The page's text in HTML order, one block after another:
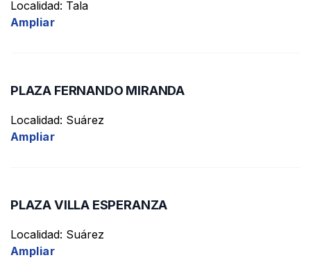
Características
Aplicar filtro
Localidad: Tala
Ampliar
PLAZA FERNANDO MIRANDA
Localidad: Suárez
Ampliar
PLAZA VILLA ESPERANZA
Localidad: Suárez
Ampliar